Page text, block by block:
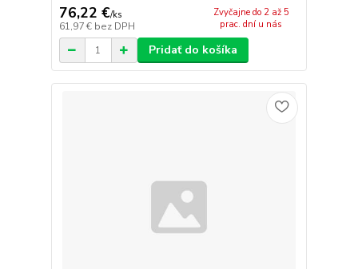
76,22 €/ks
61,97 € bez DPH
Zvyčajne do 2 až 5
prac. dní u nás
Pridať do košíka